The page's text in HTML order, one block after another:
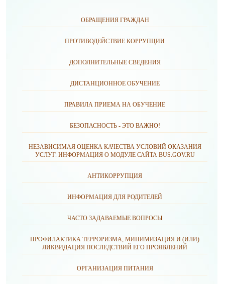
ОБРАЩЕНИЯ ГРАЖДАН
ПРОТИВОДЕЙСТВИЕ КОРРУПЦИИ
ДОПОЛНИТЕЛЬНЫЕ СВЕДЕНИЯ
ДИСТАНЦИОННОЕ ОБУЧЕНИЕ
ПРАВИЛА ПРИЕМА НА ОБУЧЕНИЕ
БЕЗОПАСНОСТЬ - ЭТО ВАЖНО!
НЕЗАВИСИМАЯ ОЦЕНКА КАЧЕСТВА УСЛОВИЙ ОКАЗАНИЯ
УСЛУГ. ИНФОРМАЦИЯ О МОДУЛЕ САЙТА BUS.GOV.RU
АНТИКОРРУПЦИЯ
ИНФОРМАЦИЯ ДЛЯ РОДИТЕЛЕЙ
ЧАСТО ЗАДАВАЕМЫЕ ВОПРОСЫ
ПРОФИЛАКТИКА ТЕРРОРИЗМА, МИНИМИЗАЦИЯ И (ИЛИ)
ЛИКВИДАЦИЯ ПОСЛЕДСТВИЙ ЕГО ПРОЯВЛЕНИЙ
ОРГАНИЗАЦИЯ ПИТАНИЯ